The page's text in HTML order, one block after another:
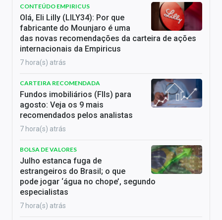
CONTEÚDO EMPIRICUS
Olá, Eli Lilly (LILY34): Por que
fabricante do Mounjaro é uma
das novas recomendações da carteira de ações
internacionais da Empiricus
7 hora(s) atrás
CARTEIRA RECOMENDADA
Fundos imobiliários (FIIs) para
agosto: Veja os 9 mais
recomendados pelos analistas
7 hora(s) atrás
BOLSA DE VALORES
Julho estanca fuga de
estrangeiros do Brasil; o que
pode jogar ‘água no chope’, segundo
especialistas
7 hora(s) atrás